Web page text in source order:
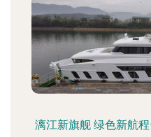
漓江新旗舰 绿色新航